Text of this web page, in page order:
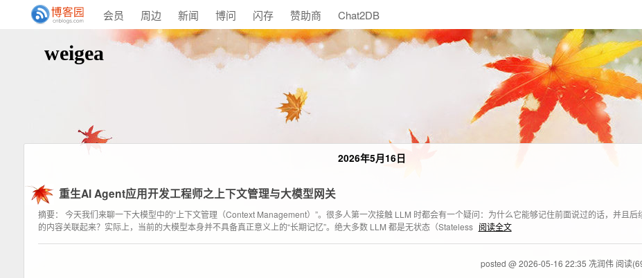
会员 周边 新闻 博问 闪存 赞助商 Chat2DB
weigea
2026年5月16日
重生AI Agent应用开发工程师之上下文管理与大模型网关
摘要： 今天我们来聊一下大模型中的“上下文管理（Context Management）”。很多人第一次接触 LLM 时都会有一个疑问：为什么它能够记住前面说过的话，并且后
的内容关联起来？实际上，当前的大模型本身并不具备真正意义上的“长期记忆”。绝大多数 LLM 都是无状态（Stateless 阅读全文
posted @ 2026-05-16 22:35 冼润伟 阅读